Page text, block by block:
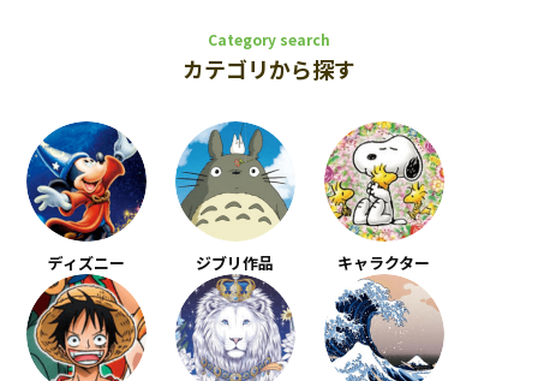
Category search
カテゴリから探す
ディズニー ジブリ作品 キャラクター